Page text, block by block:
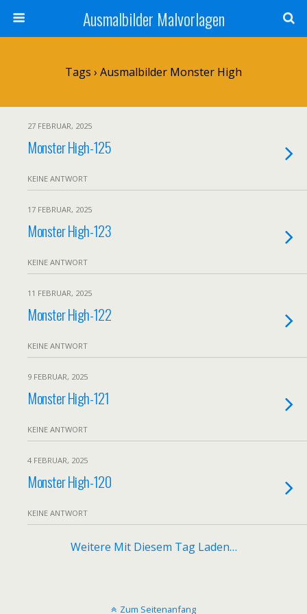
Ausmalbilder Malvorlagen
Tags › Ausmalbilder Monster High
27 FEBRUAR, 2025
Monster High-125
KEINE ANTWORT
17 FEBRUAR, 2025
Monster High-123
KEINE ANTWORT
11 FEBRUAR, 2025
Monster High-122
KEINE ANTWORT
9 FEBRUAR, 2025
Monster High-121
KEINE ANTWORT
4 FEBRUAR, 2025
Monster High-120
KEINE ANTWORT
Weitere Mit Diesem Tag Laden…
Zum Seitenanfang